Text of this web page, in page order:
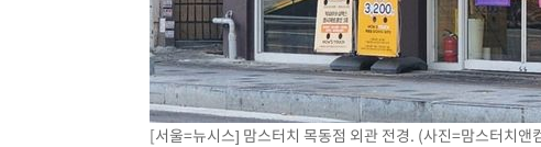
[서울=뉴시스] 맘스터치 목동점 외관 전경. (사진=맘스터치